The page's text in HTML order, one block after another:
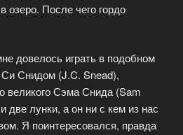
озеро. После чего гордо
довелось играть в подобном
Снидом (J.C. Snead),
великого Сэма Снида (Sam
лунки, а он ни с кем из нас
Я поинтересовался, правда